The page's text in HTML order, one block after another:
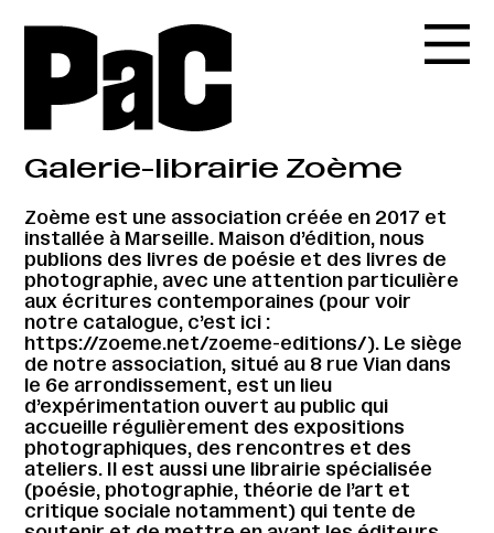
Galerie-librairie Zoème
Zoème est une association créée en 2017 et
installée à Marseille. Maison d’édition, nous
publions des livres de poésie et des livres de
photographie, avec une attention particulière
aux écritures contemporaines (pour voir
notre catalogue, c’est ici :
https://zoeme.net/zoeme-editions/). Le siège
de notre association, situé au 8 rue Vian dans
le 6e arrondissement, est un lieu
d’expérimentation ouvert au public qui
accueille régulièrement des expositions
photographiques, des rencontres et des
ateliers. Il est aussi une librairie spécialisée
(poésie, photographie, théorie de l’art et
critique sociale notamment) qui tente de